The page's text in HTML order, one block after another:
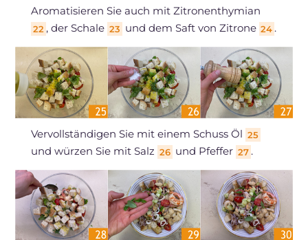
Aromatisieren Sie auch mit Zitronenthymian
22 , der Schale 23 und dem Saft von Zitrone 24 .
Vervollständigen Sie mit einem Schuss Öl 25
und würzen Sie mit Salz 26 und Pfeffer 27 .